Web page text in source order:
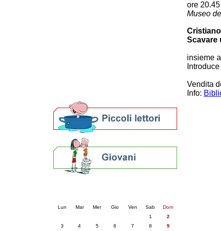
ore 20.45
Museo
Scavare
insieme
Introduce
Vendita
Info:
Lun Mar Mer Gio Ven Sab
Dom
1
2
3
4 5 6 7 8
9